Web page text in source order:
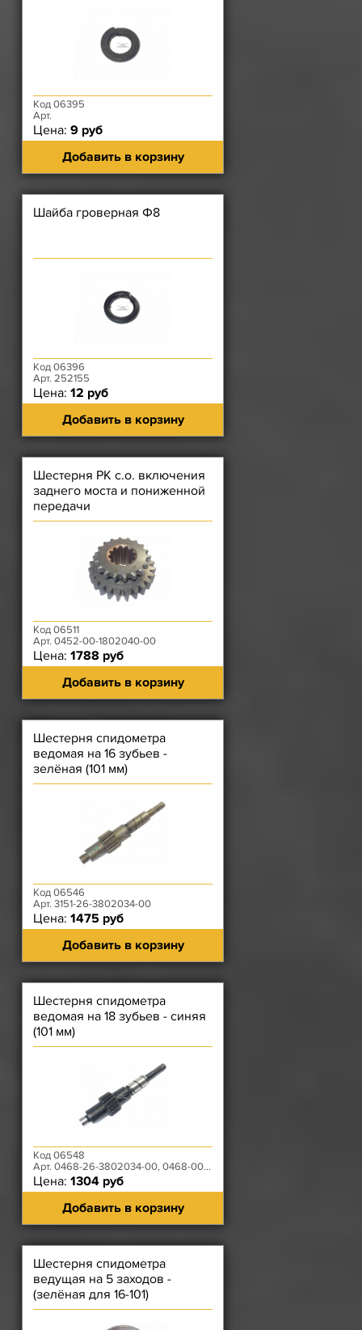
Код 06395
Арт.
Цена: 9 руб
Добавить в корзину
Шайба гроверная Ф8
Код 06396
Арт. 252155
Цена: 12 руб
Добавить в корзину
Шестерня РК с.о. включения
заднего моста и пониженной
передачи
Код 06511
Арт. 0452-00-1802040-00
Цена: 1788 руб
Добавить в корзину
Шестерня спидометра
ведомая на 16 зубьев -
зелёная (101 мм)
Код 06546
Арт. 3151-26-3802034-00
Цена: 1475 руб
Добавить в корзину
Шестерня спидометра
ведомая на 18 зубьев - синяя
(101 мм)
Код 06548
Арт. 0468-26-3802034-00, 0468-00-3802034-00
Цена: 1304 руб
Добавить в корзину
Шестерня спидометра
ведущая на 5 заходов -
(зелёная для 16-101)